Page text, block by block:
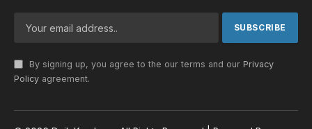
By signing up, you agree to the our terms and our Privacy
Policy agreement.